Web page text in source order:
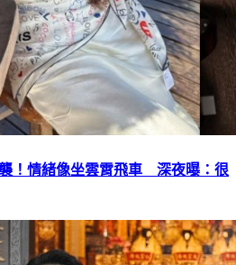
！情緒像坐雲霄飛車 深夜曝：很